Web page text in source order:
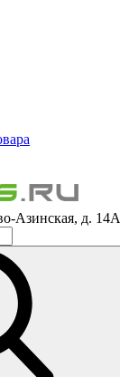
Азинская, д. 14А